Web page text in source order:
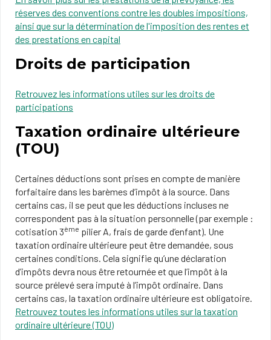
réserves des conventions contre les doubles impositions,
ainsi que sur la détermination de l'imposition des rentes et
des prestations en capital
Droits de participation
Retrouvez les informations utiles sur les droits de
participations
Taxation ordinaire ultérieure
(TOU)
Certaines déductions sont prises en compte de manière
forfaitaire dans les barèmes d’impôt à la source. Dans
certains cas, il se peut que les déductions incluses ne
correspondent pas à la situation personnelle (par exemple :
cotisation 3ème pilier A, frais de garde d’enfant). Une
taxation ordinaire ultérieure peut être demandée, sous
certaines conditions. Cela signifie qu’une déclaration
d’impôts devra nous être retournée et que l’impôt à la
source prélevé sera imputé à l’impôt ordinaire. Dans
certains cas, la taxation ordinaire ultérieure est obligatoire.
Retrouvez toutes les informations utiles sur la taxation
ordinaire ultérieure (TOU)